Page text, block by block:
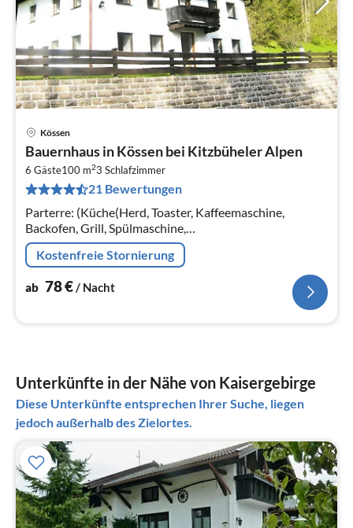
Kössen
Bauernhaus in Kössen bei Kitzbüheler Alpen
6 Gäste100 m23 Schlafzimmer
21 Bewertungen
Parterre: (Küche(Herd, Toaster, Kaffeemaschine,
Backofen, Grill, Spülmaschine,
Kühl-/Gefrierkombination),
Wohn-/Schlafzimmer(Schlafcouch 1 Pers., TV(Satellit),
Kostenfreie Stornierung
ab 78€/ Nacht
Unterkünfte in der Nähe von Kaisergebirge
Diese Unterkünfte entsprechen Ihrer Suche, liegen
jedoch außerhalb des Zielortes.